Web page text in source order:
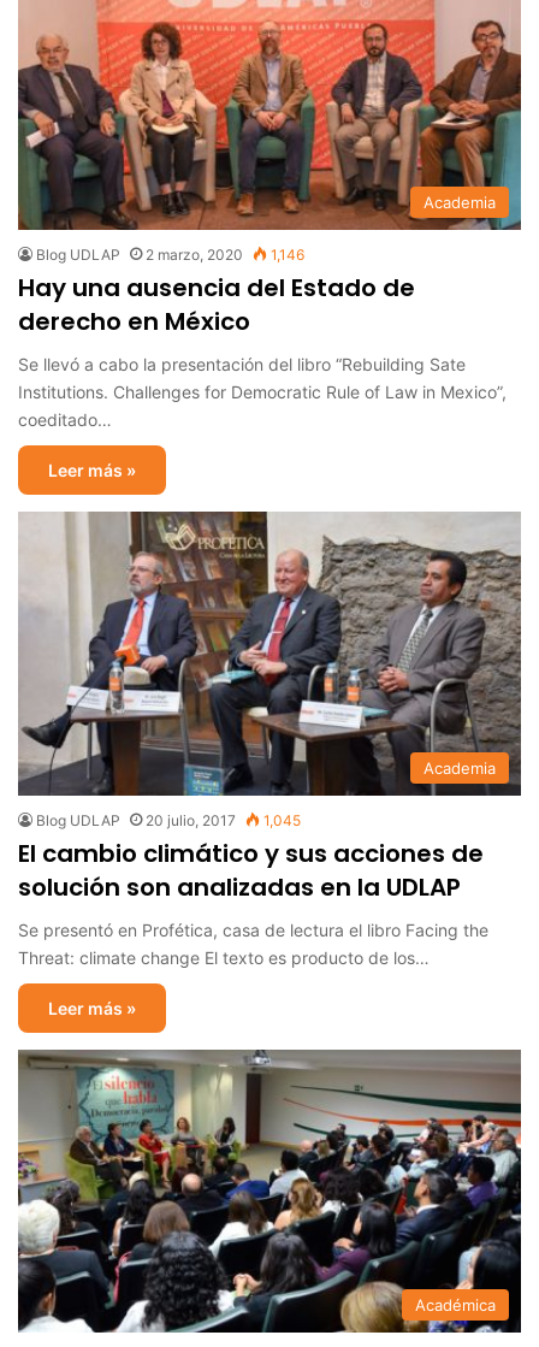
Academia
Blog UDLAP 2 marzo, 2020 1,146
Hay una ausencia del Estado de
derecho en México
Se llevó a cabo la presentación del libro “Rebuilding Sate
Institutions. Challenges for Democratic Rule of Law in Mexico”,
coeditado…
Leer más »
Academia
Blog UDLAP 20 julio, 2017 1,045
El cambio climático y sus acciones de
solución son analizadas en la UDLAP
Se presentó en Profética, casa de lectura el libro Facing the
Threat: climate change El texto es producto de los…
Leer más »
Académica